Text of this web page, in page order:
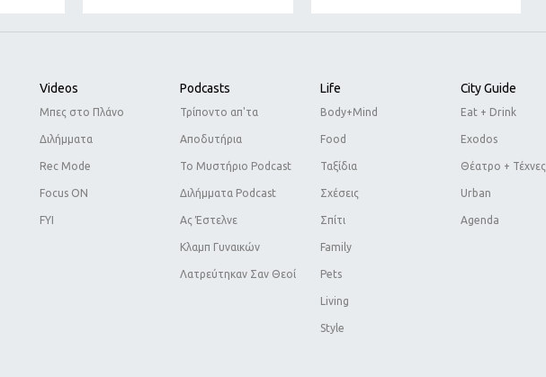
Videos
Μπες στο Πλάνο
Διλήμματα
Rec Mode
Focus ON
FYI
Podcasts
Τρίποντο απ'τα
Αποδυτήρια
Το Μυστήριο Podcast
Διλήμματα Podcast
Ας Έστελνε
Κλαμπ Γυναικών
Λατρεύτηκαν Σαν Θεοί
Life
Body+Mind
Food
Ταξίδια
Σχέσεις
Σπίτι
Family
Pets
Living
Style
City Guide
Eat + Drink
Exodos
Θέατρο + Τέχνες
Urban
Agenda